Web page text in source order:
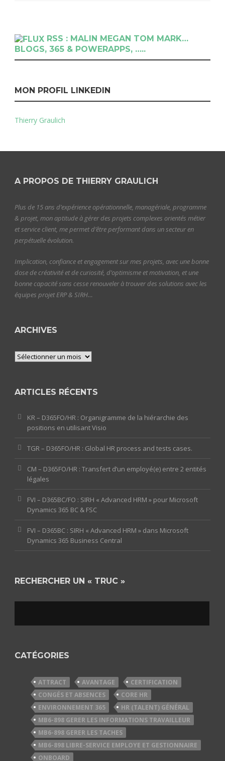
RSS : MALIN MEGAN TOM MARK…
BLOGS, 365 & POWERAPPS, …..
MON PROFIL LINKEDIN
Thierry Graulich
A PROPOS DE THIERRY GRAULICH
Plus de 15 ans d’expérience opérationnelle, managériale, programme
& projet, mon aptitude à gérer des projets complexes orientés métier
et service client, me permet d’être performant dans un secteur en
perpétuelle évolution.
Implication, confiance et engagement sur mes projets, avec une bonne
dose de créativité et de curiosité, d’optimisme et motivation, et une
bonne capacité sans cesse renouveler à trouver des solutions avec les
équipes projet ERP & SIRH…
ARCHIVES
Archives
ARTICLES RÉCENTS
KR – D365FO/HR : Organigramme de la hiérarchie des
positions en utilisant Visio
TGR – D365FO/HR : Global HR process and tests cases.
CM – D365FO/HR : Transfert d’un employé(e) entre 2 entités
légales
FVI – D365BC/FO : SIRH « Advanced HRM » pour Microsoft
Dynamics 365 BC & FSC
FVI – D365BC : SIRH « Advanced HRM » dans Microsoft
Dynamics 365 Business Central
RECHERCHER UN « TRUC »
CATÉGORIES
ATTRACT AVANTAGE
CERTIFICATION
CONGÉS ET ABSENCES
CORE HR
ENVIRONNEMENT 365
HR (TALENT) GÉNÉRAL
MB6-898 GERER LES INFORMATIONS TRAVAILLEUR
MB6-898 GERER LES TACHES
MB6-898 LIBRE-SERVICE EMPLOYE ET GESTIONNAIRE
ONBOARD